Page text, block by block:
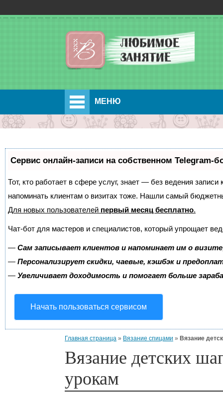
МЕНЮ
Сервис онлайн-записи на собственном Telegram-
Тот, кто работает в сфере услуг, знает — без ведения
напоминать клиентам о визитах тоже. Нашли самый
Для новых пользователей первый месяц бесплатно.
Чат-бот для мастеров и специалистов, который упрощает
— Сам записывает клиентов и напоминает им о
— Персонализирует скидки, чаевые, кэшбэк и
— Увеличивает доходимость и помогает больше
Начать пользоваться сервисом
Главная страница » Вязание спицами » Вязание
Вязание детских
урокам